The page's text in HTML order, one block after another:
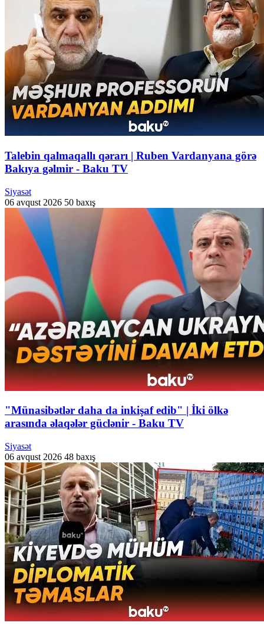
Talebin qalmaqallı qərarı | Ruben Vardanyana görə
Bakıya gəlmir - Baku TV
Siyasət
06 avqust 2026 50 baxış
"Münasibətlər daha da inkişaf edib" | İki ölkə
arasında əlaqələr güclənir - Baku TV
Siyasət
06 avqust 2026 48 baxış